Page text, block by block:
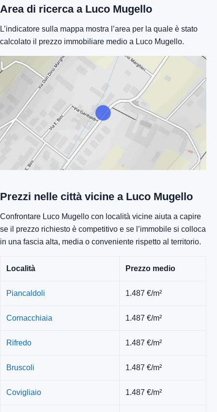
Area di ricerca a Luco Mugello
L’indicatore sulla mappa mostra l’area per la quale è stato
calcolato il prezzo immobiliare medio a Luco Mugello.
Prezzi nelle città vicine a Luco Mugello
Confrontare Luco Mugello con località vicine aiuta a capire
se il prezzo richiesto è competitivo e se l’immobile si colloca
in una fascia alta, media o conveniente rispetto al territorio.
Località Prezzo medio
Piancaldoli 1.487 €/m²
Cornacchiaia 1.487 €/m²
Rifredo 1.487 €/m²
Bruscoli 1.487 €/m²
Covigliaio 1.487 €/m²